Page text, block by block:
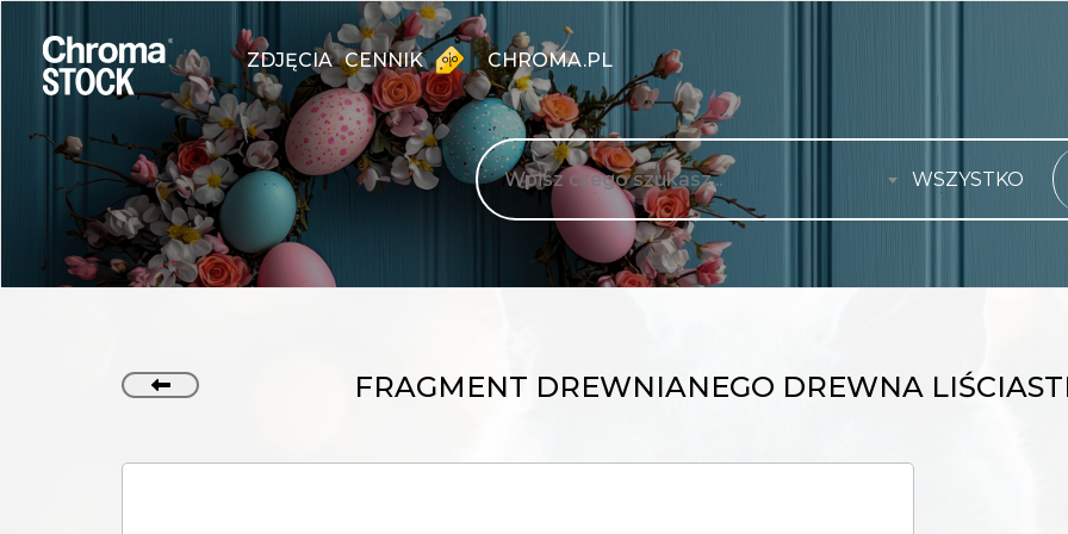
ZDJĘCIA CENNIK CHROMA.PL
WSZYSTKO
FRAGMENT DREWNIANEGO DREWNA